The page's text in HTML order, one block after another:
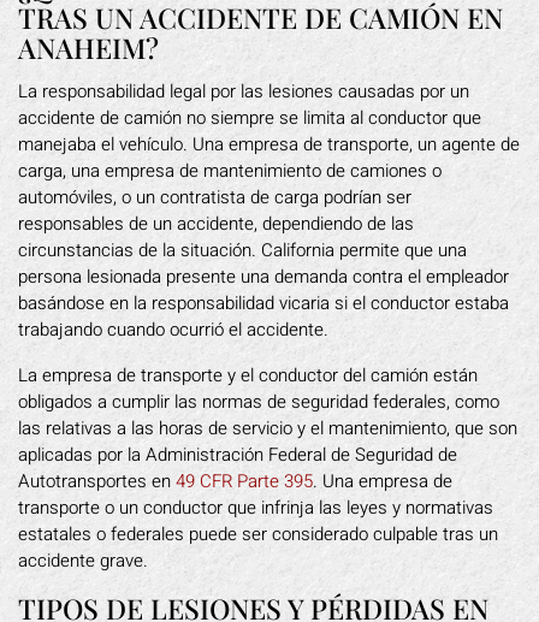
TRAS UN ACCIDENTE DE CAMIÓN EN
ANAHEIM?
La responsabilidad legal por las lesiones causadas por un
accidente de camión no siempre se limita al conductor que
manejaba el vehículo. Una empresa de transporte, un agente de
carga, una empresa de mantenimiento de camiones o
automóviles, o un contratista de carga podrían ser
responsables de un accidente, dependiendo de las
circunstancias de la situación. California permite que una
persona lesionada presente una demanda contra el empleador
basándose en la responsabilidad vicaria si el conductor estaba
trabajando cuando ocurrió el accidente.
La empresa de transporte y el conductor del camión están
obligados a cumplir las normas de seguridad federales, como
las relativas a las horas de servicio y el mantenimiento, que son
aplicadas por la Administración Federal de Seguridad de
Autotransportes en49 CFR Parte 395. Una empresa de
transporte o un conductor que infrinja las leyes y normativas
estatales o federales puede ser considerado culpable tras un
accidente grave.
TIPOS DE LESIONES Y PÉRDIDAS EN